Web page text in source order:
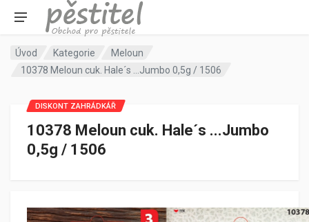
Úvod Kategorie
Meloun
10378 Meloun cuk. Hale´s ...Jumbo 0,5g / 1506
10378 Meloun cuk. Hale´s ...Jumbo
0,5g / 1506
DISKONT ZAHRÁDKÁŘ